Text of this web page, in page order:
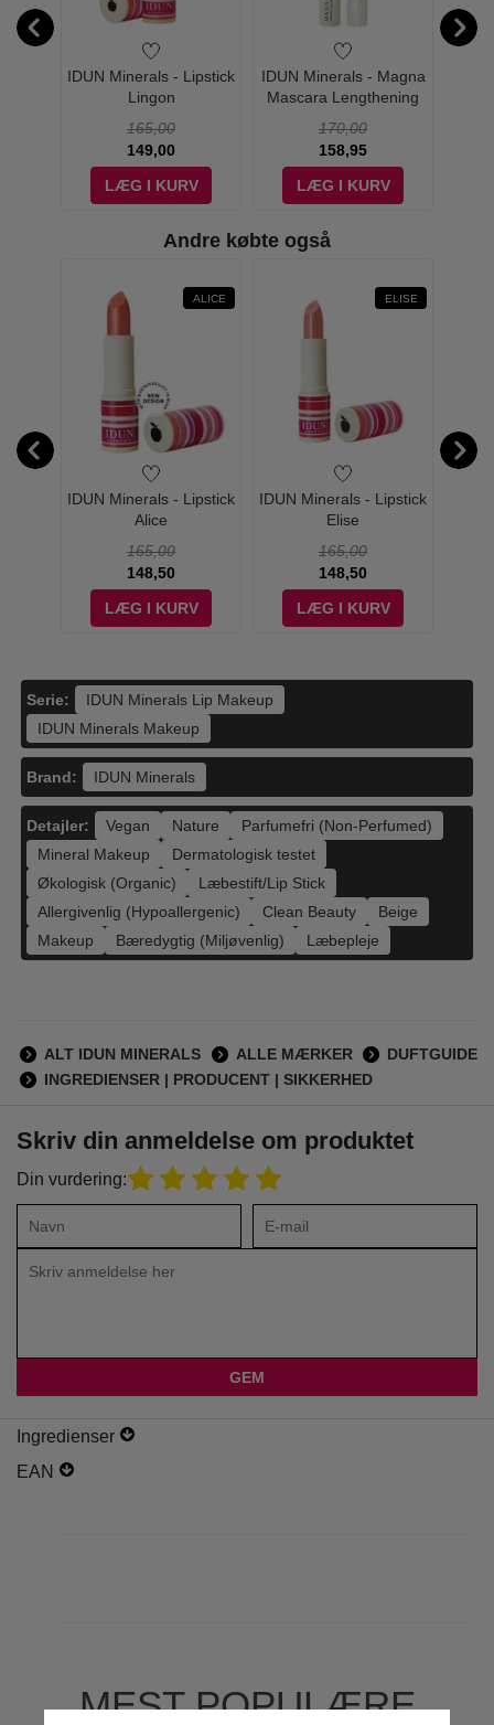
IDUN Minerals - Lipstick
Lingon
165,00
149,00
LÆG I KURV
IDUN Minerals - Magna
Mascara Lengthening
170,00
158,95
LÆG I KURV
Andre købte også
ALICE
IDUN Minerals - Lipstick
Alice
165,00
148,50
LÆG I KURV
ELISE
IDUN Minerals - Lipstick
Elise
165,00
148,50
LÆG I KURV
Serie:
IDUN Minerals Lip Makeup
IDUN Minerals Makeup
Brand: IDUN Minerals
Detajler: Vegan Nature
Parfumefri (Non-Perfumed)
Mineral Makeup
Dermatologisk testet
Økologisk (Organic)
Læbestift/Lip Stick
Allergivenlig (Hypoallergenic)
Clean Beauty
Beige
Makeup
Bæredygtig (Miljøvenlig) Læbepleje
ALT IDUN MINERALS ALLE MÆRKER
DUFTGUIDE
INGREDIENSER | PRODUCENT | SIKKERHED
Skriv din anmeldelse om produktet
Din vurdering:
Ingredienser
EAN
MEST POPULÆRE